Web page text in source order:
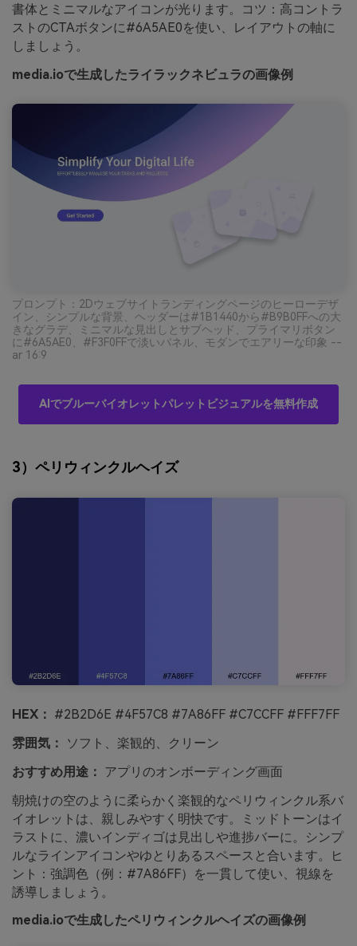
書体とミニマルなアイコンが光ります。コツ：高コントラ
ストのCTAボタンに#6A5AE0を使い、レイアウトの軸に
しましょう。
media.ioで生成したライラックネビュラの画像例
プロンプト：2Dウェブサイトランディングページのヒーローデザ
イン、シンプルな背景、ヘッダーは#1B1440から#B9B0FFへの大
きなグラデ、ミニマルな見出しとサブヘッド、プライマリボタン
に#6A5AE0、#F3F0FFで淡いパネル、モダンでエアリーな印象 --
ar 16:9
AIでブルーバイオレットパレットビジュアルを無料作成
3）ペリウィンクルヘイズ
HEX： #2B2D6E #4F57C8 #7A86FF #C7CCFF #FFF7FF
雰囲気：
ソフト、楽観的、クリーン
おすすめ用途： アプリのオンボーディング画面
朝焼けの空のように柔らかく楽観的なペリウィンクル系バ
イオレットは、親しみやすく明快です。ミッドトーンはイ
ラストに、濃いインディゴは見出しや進捗バーに。シンプ
ルなラインアイコンやゆとりあるスペースと合います。ヒ
ント：強調色（例：#7A86FF）を一貫して使い、視線を
誘導しましょう。
media.ioで生成したペリウィンクルヘイズの画像例